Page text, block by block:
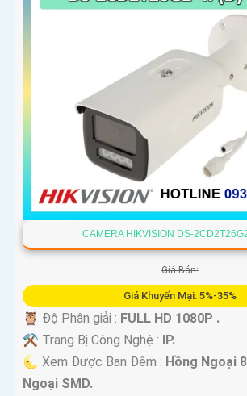
CAMERA HIKVISION DS-
Giá Bán:
Giá Khuyến Mại: 5%-35%
🦉 Độ Phân giải : FULL HD 1080P .
⚒ Trang Bị Công Nghệ : IP.
🌜 Xem Được Ban Đêm : Hồng Ngoại
Ngoại SMD.